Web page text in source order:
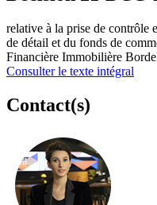
relative à la prise de contrôle
de détail et du fonds de
Financière Immobilière
Consulter le texte intégral
Contact(s)